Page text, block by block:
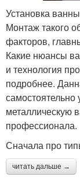
Установка
Монтаж такого
факторов,
Какие нюансы
и технология
подробнее.
самостоятельно
металлическую
профессионала.
Сначала про
читать дальше →